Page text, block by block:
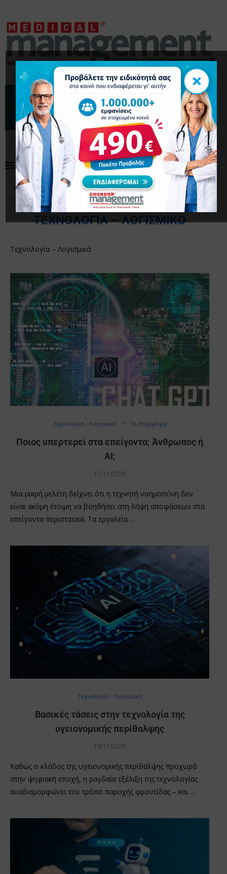
Home Τεχνολογία – Λογισμικό
ΤΕΧΝΟΛΟΓΊΑ – ΛΟΓΙΣΜΙΚΌ
Τεχνολογία – Λογισμικό
Τεχνολογία - Λογισμικό Το Επάγγελμα
Ποιος υπερτερεί στα επείγοντα; Άνθρωπος ή
ΑΙ;
17/11/2025
Μια μικρή μελέτη δείχνει ότι η τεχνητή νοημοσύνη δεν
είναι ακόμη έτοιμη να βοηθήσει στη λήψη αποφάσεων στα
επείγοντα περιστατικά. Τα εργαλεία …
Τεχνολογία - Λογισμικό
Βασικές τάσεις στην τεχνολογία της
υγειονομικής περίθαλψης
13/11/2025
Καθώς ο κλάδος της υγειονομικής περίθαλψης προχωρά
στην ψηφιακή εποχή, η ραγδαία εξέλιξη της τεχνολογίας
αναδιαμορφώνει τον τρόπο παροχής φροντίδας – και …
×
×